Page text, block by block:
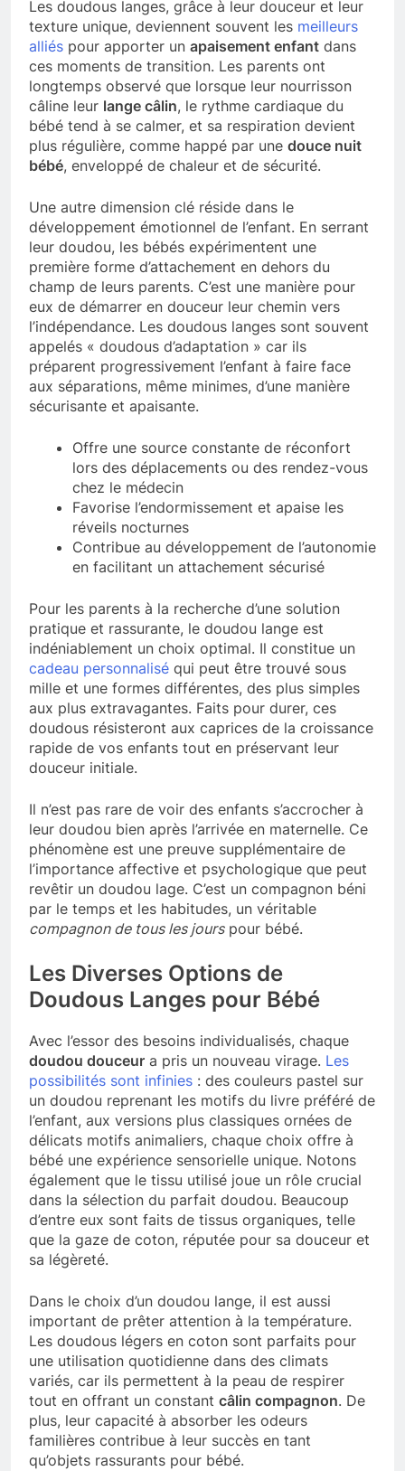
Les doudous langes, grâce à leur douceur et leur
texture unique, deviennent souvent les meilleurs
alliés pour apporter un apaisement enfant dans
ces moments de transition. Les parents ont
longtemps observé que lorsque leur nourrisson
câline leur lange câlin, le rythme cardiaque du
bébé tend à se calmer, et sa respiration devient
plus régulière, comme happé par une douce nuit
bébé, enveloppé de chaleur et de sécurité.
Une autre dimension clé réside dans le
développement émotionnel de l’enfant. En serrant
leur doudou, les bébés expérimentent une
première forme d’attachement en dehors du
champ de leurs parents. C’est une manière pour
eux de démarrer en douceur leur chemin vers
l’indépendance. Les doudous langes sont souvent
appelés « doudous d’adaptation » car ils
préparent progressivement l’enfant à faire face
aux séparations, même minimes, d’une manière
sécurisante et apaisante.
Offre une source constante de réconfort
lors des déplacements ou des rendez-vous
chez le médecin
Favorise l’endormissement et apaise les
réveils nocturnes
Contribue au développement de l’autonomie
en facilitant un attachement sécurisé
Pour les parents à la recherche d’une solution
pratique et rassurante, le doudou lange est
indéniablement un choix optimal. Il constitue un
cadeau personnalisé qui peut être trouvé sous
mille et une formes différentes, des plus simples
aux plus extravagantes. Faits pour durer, ces
doudous résisteront aux caprices de la croissance
rapide de vos enfants tout en préservant leur
douceur initiale.
Il n’est pas rare de voir des enfants s’accrocher à
leur doudou bien après l’arrivée en maternelle. Ce
phénomène est une preuve supplémentaire de
l’importance affective et psychologique que peut
revêtir un doudou lage. C’est un compagnon béni
par le temps et les habitudes, un véritable
compagnon de tous les jourspour bébé.
Les Diverses Options de
Doudous Langes pour Bébé
Avec l’essor des besoins individualisés, chaque
doudou douceur a pris un nouveau virage. Les
possibilités sont infinies : des couleurs pastel sur
un doudou reprenant les motifs du livre préféré de
l’enfant, aux versions plus classiques ornées de
délicats motifs animaliers, chaque choix offre à
bébé une expérience sensorielle unique. Notons
également que le tissu utilisé joue un rôle crucial
dans la sélection du parfait doudou. Beaucoup
d’entre eux sont faits de tissus organiques, telle
que la gaze de coton, réputée pour sa douceur et
sa légèreté.
Dans le choix d’un doudou lange, il est aussi
important de prêter attention à la température.
Les doudous légers en coton sont parfaits pour
une utilisation quotidienne dans des climats
variés, car ils permettent à la peau de respirer
tout en offrant un constant câlin compagnon. De
plus, leur capacité à absorber les odeurs
familières contribue à leur succès en tant
qu’objets rassurants pour bébé.